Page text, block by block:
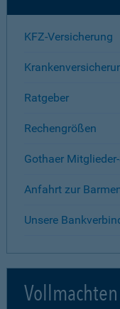
KFZ-Versicherung
Ratgeber
Rechengrößen
Gothaer
Anfahrt zur
Unsere